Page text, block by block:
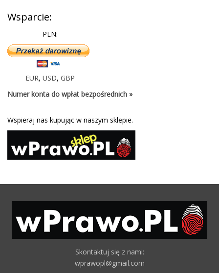
Wsparcie:
PLN:
EUR, USD, GBP
Numer konta do wpłat bezpośrednich »
Wspieraj nas kupując w naszym sklepie.
Skontaktuj się z nami:
wprawopl@gmail.com